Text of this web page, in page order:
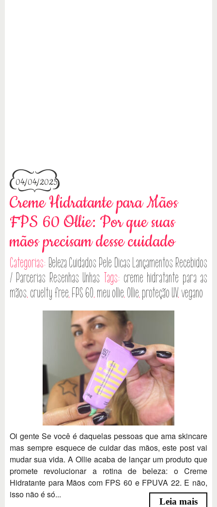
04/04/2025
Creme Hidratante para Mãos
FPS 60 Ollie: Por que suas
mãos precisam desse cuidado
Categorias: Beleza Cuidados Pele Dicas Lançamentos Recebidos
/ Parcerias Resenhas Unhas Tags: creme hidratante para as
mãos, cruelty free, FPS 60, meu ollie, Ollie, proteção UV,vegano
Oi gente Se você é daquelas pessoas que ama skincare
mas sempre esquece de cuidar das mãos, este post vai
mudar sua vida. A Ollie acaba de lançar um produto que
promete revolucionar a rotina de beleza: o Creme
Hidratante para Mãos com FPS 60 e FPUVA 22. E não,
isso não é só...
Leia mais